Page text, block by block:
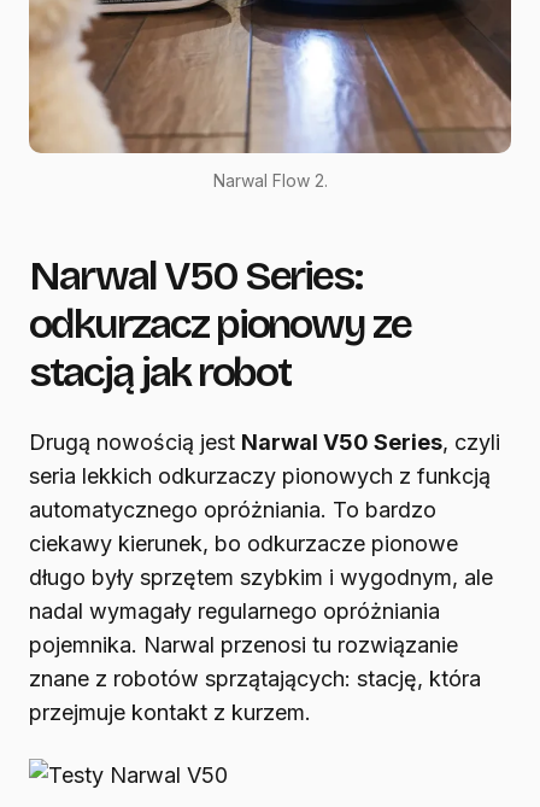
Narwal Flow 2.
Narwal V50 Series:
odkurzacz pionowy ze
stacją jak robot
Drugą nowością jest Narwal V50 Series, czyli
seria lekkich odkurzaczy pionowych z funkcją
automatycznego opróżniania. To bardzo
ciekawy kierunek, bo odkurzacze pionowe
długo były sprzętem szybkim i wygodnym, ale
nadal wymagały regularnego opróżniania
pojemnika. Narwal przenosi tu rozwiązanie
znane z robotów sprzątających: stację, która
przejmuje kontakt z kurzem.